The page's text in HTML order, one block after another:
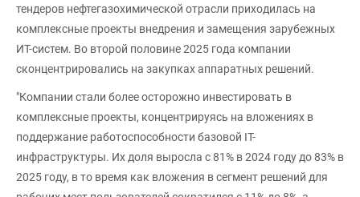
тендеров нефтегазохимической отрасли приходилась на
комплексные проекты внедрения и замещения зарубежных
ИТ-систем. Во второй половине 2025 года компании
сконцентрировались на закупках аппаратных решений.
"Компании стали более осторожно инвестировать в
комплексные проекты, концентрируясь на вложениях в
поддержание работоспособности базовой IT-
инфраструктуры. Их доля выросла с 81% в 2024 году до 83% в
2025 году, в то время как вложения в сегмент решений для